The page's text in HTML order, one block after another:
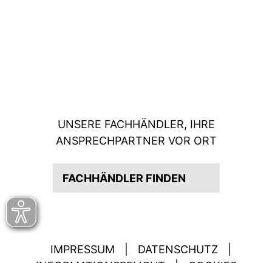
UNSERE FACHHÄNDLER, IHRE
ANSPRECHPARTNER VOR ORT
FACHHÄNDLER FINDEN
IMPRESSUM DATENSCHUTZ